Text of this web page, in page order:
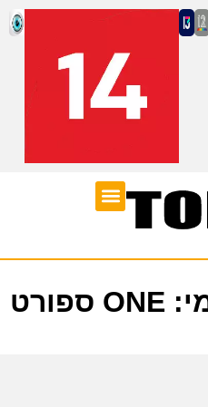
לוח שידורים יומי: ONE ספורט